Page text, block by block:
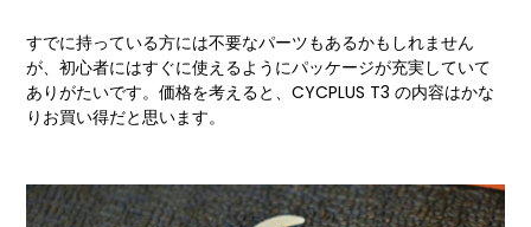
すでに持っている方には不要なパーツもあるかもしれません
が、初心者にはすぐに使えるようにパッケージが充実していて
ありがたいです。価格を考えると、CYCPLUS T3 の内容はかな
りお買い得だと思います。